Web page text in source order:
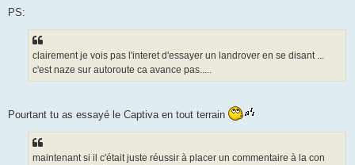
PS:
clairement je vois pas l'interet d'essayer un landrover en se disant ...
c'est naze sur autoroute ca avance pas.....
Pourtant tu as essayé le Captiva en tout terrain
maintenant si il c'était juste réussir à placer un commentaire à la con